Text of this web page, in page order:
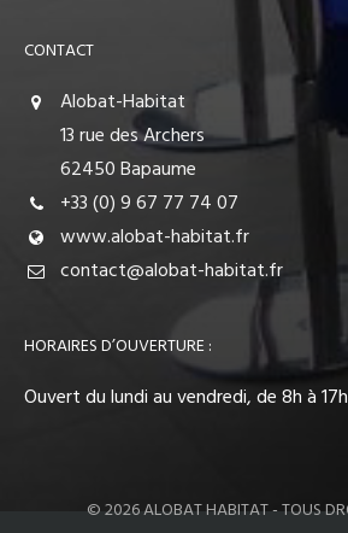
CONTACT
Alobat-Habitat
13 rue des Archers
62450 Bapaume
+33 (0) 9 67 77 74 07
www.alobat-habitat.fr
contact@alobat-habitat.fr
HORAIRES D’OUVERTURE :
Ouvert du lundi au vendredi, de 8h à 17h